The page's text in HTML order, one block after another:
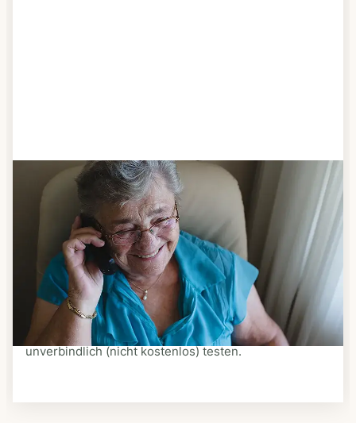
Schritt 3
Bestellen & liefern lassen
Suchen Sie sich aus dem Speiseplan Ihres Anbieters
aus, was Ihnen schmeckt. Bestellen Sie telefonisch,
schriftlich oder im Online-Shop Ihres Anbieters.
Ein Kurier liefert Ihnen das bestellte Essen zum
vereinbarten Zeitpunkt nach Hause. Bei vielen
Anbietern können Sie Essen auf Rädern auch
unverbindlich (nicht kostenlos) testen.